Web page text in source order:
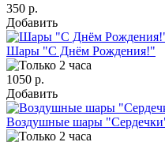
350 р.
Добавить
Шары "С Днём Рождения!"
1050 р.
Добавить
Воздушные шары